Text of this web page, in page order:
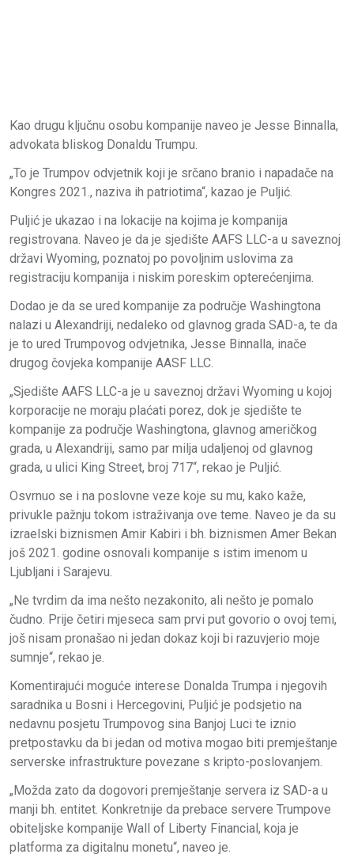
Kao drugu ključnu osobu kompanije naveo je Jesse Binnalla,
advokata bliskog Donaldu Trumpu.
„To je Trumpov odvjetnik koji je srčano branio i napadače na
Kongres 2021., naziva ih patriotima“, kazao je Puljić.
Puljić je ukazao i na lokacije na kojima je kompanija
registrovana. Naveo je da je sjedište AAFS LLC-a u saveznoj
državi Wyoming, poznatoj po povoljnim uslovima za
registraciju kompanija i niskim poreskim opterećenjima.
Dodao je da se ured kompanije za područje Washingtona
nalazi u Alexandriji, nedaleko od glavnog grada SAD-a, te da
je to ured Trumpovog odvjetnika, Jesse Binnalla, inače
drugog čovjeka kompanije AASF LLC.
„Sjedište AAFS LLC-a je u saveznoj državi Wyoming u kojoj
korporacije ne moraju plaćati porez, dok je sjedište te
kompanije za područje Washingtona, glavnog američkog
grada, u Alexandriji, samo par milja udaljenoj od glavnog
grada, u ulici King Street, broj 717“, rekao je Puljić.
Osvrnuo se i na poslovne veze koje su mu, kako kaže,
privukle pažnju tokom istraživanja ove teme. Naveo je da su
izraelski biznismen Amir Kabiri i bh. biznismen Amer Bekan
još 2021. godine osnovali kompanije s istim imenom u
Ljubljani i Sarajevu.
„Ne tvrdim da ima nešto nezakonito, ali nešto je pomalo
čudno. Prije četiri mjeseca sam prvi put govorio o ovoj temi,
još nisam pronašao ni jedan dokaz koji bi razuvjerio moje
sumnje“, rekao je.
Komentirajući moguće interese Donalda Trumpa i njegovih
saradnika u Bosni i Hercegovini, Puljić je podsjetio na
nedavnu posjetu Trumpovog sina Banjoj Luci te iznio
pretpostavku da bi jedan od motiva mogao biti premještanje
serverske infrastrukture povezane s kripto-poslovanjem.
„Možda zato da dogovori premještanje servera iz SAD-a u
manji bh. entitet. Konkretnije da prebace servere Trumpove
obiteljske kompanije Wall of Liberty Financial, koja je
platforma za digitalnu monetu“, naveo je.